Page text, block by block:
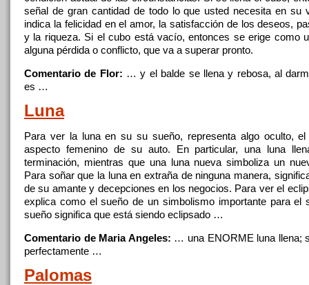
señal degran cantidad detodo lo que usted necesita en su
indica la felicidad en el amor, la satisfacción delos deseos,
y la riqueza. Si el cubo está vacío, entonces se erige como
alguna pérdida o conflicto, que va a superar pronto.
Comentario de Flor: … y el balde se llenay rebosa, al
es …
Luna
Para ver la luna en su su sueño, representa algo oculto,
aspecto femenino desu auto. En particular, una luna
terminación, mientras que una luna nueva simboliza un
Para soñar que la luna en extraña deninguna manera,
de su amante y decepciones en los negocios. Para ver el
explica como el sueñode un simbolismo importante para el
sueño significa que está siendo eclipsado …
Comentario de Maria Angeles: … una ENORME luna llena;
perfectamente …
Palomas